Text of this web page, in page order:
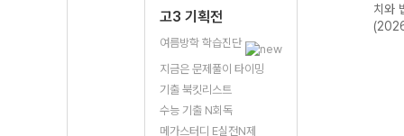
고3 기획전
여름방학 학습진단
지금은 문제풀이 타이밍
기출 북킷리스트
수능 기출 N회독
메가스터디 E실전N제
학II 487제
(2026년용)
치와